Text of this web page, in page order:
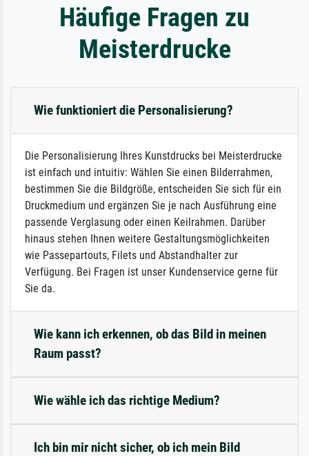
Häufige Fragen zu
Meisterdrucke
Wie funktioniert die Personalisierung?
Die Personalisierung Ihres Kunstdrucks bei Meisterdrucke
ist einfach und intuitiv: Wählen Sie einen Bilderrahmen,
bestimmen Sie die Bildgröße, entscheiden Sie sich für ein
Druckmedium und ergänzen Sie je nach Ausführung eine
passende Verglasung oder einen Keilrahmen. Darüber
hinaus stehen Ihnen weitere Gestaltungsmöglichkeiten
wie Passepartouts, Filets und Abstandhalter zur
Verfügung. Bei Fragen ist unser Kundenservice gerne für
Sie da.
Wie kann ich erkennen, ob das Bild in meinen
Raum passt?
Wie wähle ich das richtige Medium?
Ich bin mir nicht sicher, ob ich mein Bild